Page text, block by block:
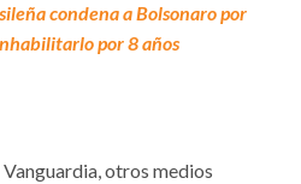
condena a Bolsonaro por
por 8 años
otros medios